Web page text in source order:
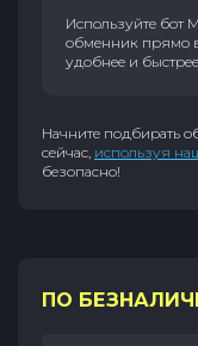
Используйте бот
обменник прямо
удобнее и
Начните подбирать
сейчас, используя
безопасно!
ПО